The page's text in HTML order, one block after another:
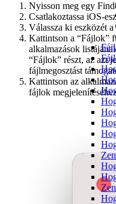
Nyisson meg egy
Csatlakoztassa iOS-
Válassza ki eszközét
Kattintson a “Fájlok”
alkalmazások
“Fájlok” részt, az azt
fájlmegosztást
Kattintson az
fájlok